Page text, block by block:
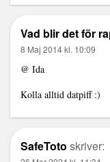
Vad blir det för
8 Maj 2014 kl. 10:09
@ Ida
Kolla alltid datpiff:)
SafeToto skriver: